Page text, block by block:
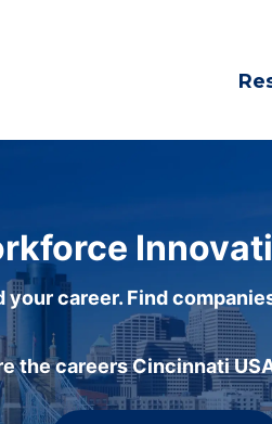
your career. Find
the careers Cincinnati